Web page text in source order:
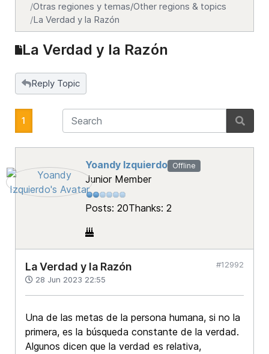
Otras regiones y temas/Other regions & topics
La Verdad y la Razón
La Verdad y la Razón
Reply Topic
1
Yoandy Izquierdo Offline
Junior Member
Posts: 20Thanks: 2
La Verdad y la Razón
28 Jun 2023 22:55
#12992
Una de las metas de la persona humana, si no la
primera, es la búsqueda constante de la verdad.
Algunos dicen que la verdad es relativa,